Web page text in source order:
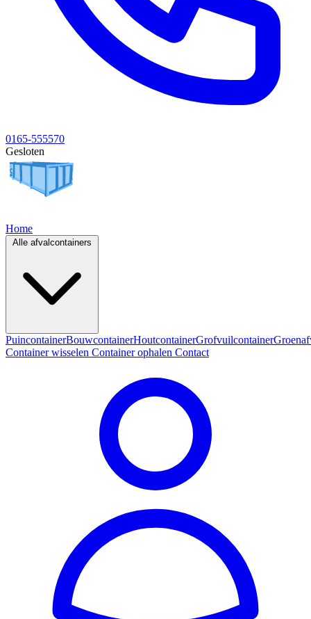
0165-555570
Gesloten
Home
PuincontainerBouwcontainerHoutcontainerGrofvuilcontainer
Container wisselen Container ophalen Contact